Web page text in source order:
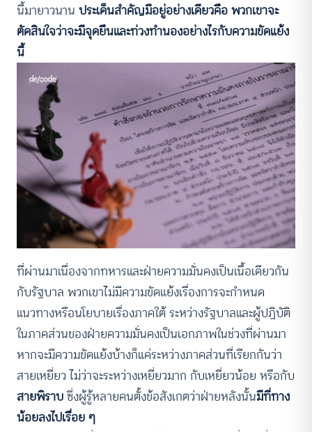
นี้มายาวนาน ประเด็นสำคัญมีอยู่อย่างเดียวคือ พวกเขาจะ
ตัดสินใจว่าจะมีจุดยืนและท่วงทำนองอย่างไรกับความขัดแย้ง
นี้
ที่ผ่านมาเนื่องจากทหารและฝ่ายความมั่นคงเป็นเนื้อเดียวกัน
กับรัฐบาล พวกเขาไม่มีความขัดแย้งเรื่องการจะกำหนด
แนวทางหรือนโยบายเรื่องภาคใต้ ระหว่างรัฐบาลและผู้ปฏิบัติ
ในภาคส่วนของฝ่ายความมั่นคงเป็นเอกภาพในช่วงที่ผ่านมา
หากจะมีความขัดแย้งบ้างก็แค่ระหว่างภาคส่วนที่เรียกกันว่า
สายเหยี่ยว ไม่ว่าจะระหว่างเหยี่ยวมาก กับเหยี่ยวน้อย หรือกับ
สายพิราบซึ่งผู้รู้หลายคนตั้งข้อสังเกตว่าฝ่ายหลังนั้นมีที่ทาง
น้อยลงไปเรื่อย ๆ